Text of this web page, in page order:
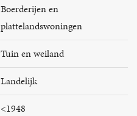
Boerderijen en
plattelandswoningen
Tuin en weiland
Landelijk
<1948